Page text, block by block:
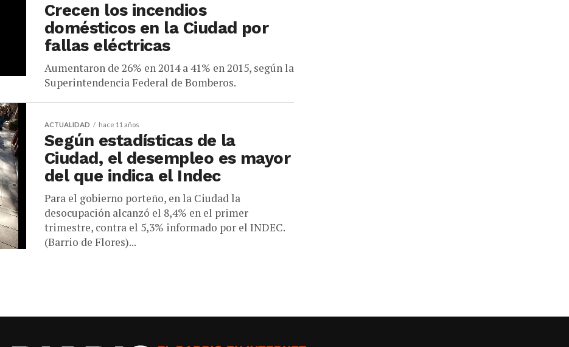
Crecen los incendios
domésticos en la Ciudad por
fallas eléctricas
Aumentaron de 26% en 2014 a 41% en 2015, según la
Superintendencia Federal de Bomberos.
ACTUALIDAD hace 11 años
Según estadísticas de la
Ciudad, el desempleo es mayor
del que indica el Indec
Para el gobierno porteño, en la Ciudad la
desocupación alcanzó el 8,4% en el primer
trimestre, contra el 5,3% informado por el INDEC.
(Barrio de Flores)...